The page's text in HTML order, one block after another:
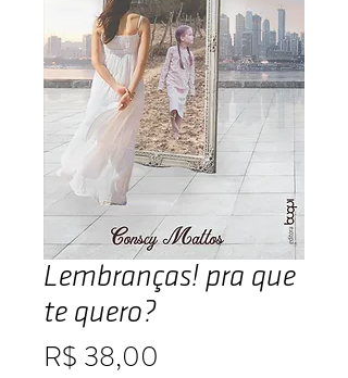
Lembranças! pra que
te quero?
R$ 38,00